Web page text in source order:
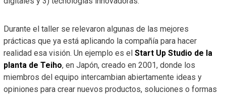
Durante el taller se relevaron algunas de las mejores
prácticas que ya está aplicando la compañía para hacer
realidad esa visión. Un ejemplo es el Start Up Studio de la
planta de Teiho, en Japón, creado en 2001, donde los
miembros del equipo intercambian abiertamente ideas y
opiniones para crear nuevos productos, soluciones o formas